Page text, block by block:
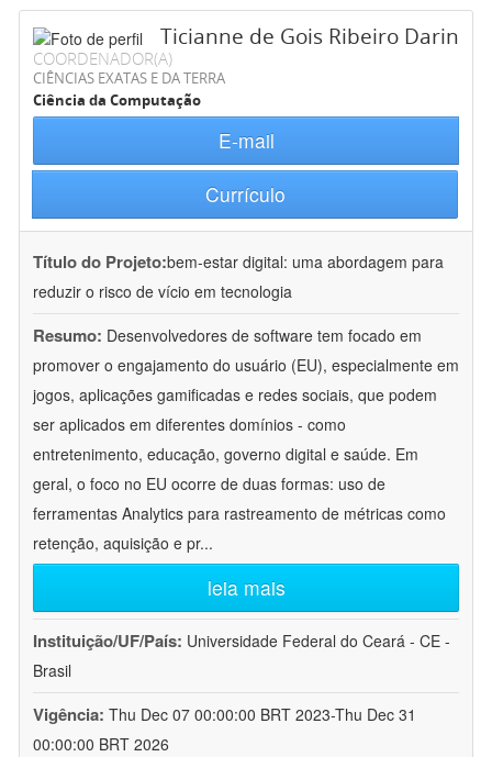
Ticianne de Gois Ribeiro Darin
COORDENADOR(A)
CIÊNCIAS EXATAS E DA TERRA
Ciência da Computação
E-mail
Currículo
Título do Projeto:bem-estar digital: uma abordagem para
reduzir o risco de vício em tecnologia
Resumo: Desenvolvedores de software tem focado em
promover o engajamento do usuário (EU), especialmente em
jogos, aplicações gamificadas e redes sociais, que podem
ser aplicados em diferentes domínios - como
entretenimento, educação, governo digital e saúde. Em
geral, o foco no EU ocorre de duas formas: uso de
ferramentas Analytics para rastreamento de métricas como
retenção, aquisição e pr...
leia mais
Instituição/UF/País: Universidade Federal do Ceará - CE -
Brasil
Vigência: Thu Dec 07 00:00:00 BRT 2023-Thu Dec 31
00:00:00 BRT 2026